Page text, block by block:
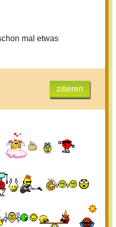
mal etwas
zitieren